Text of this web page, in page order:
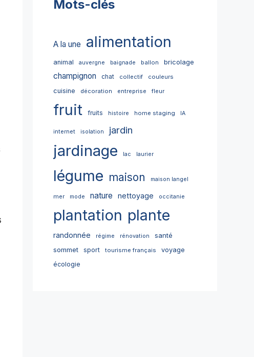
Mots-clés
A la une alimentation
animal auvergne baignade ballon bricolage
champignon chat collectif couleurs
cuisine décoration entreprise fleur
fruit fruits histoire home staging IA
internet isolation jardin
jardinage lac laurier
légume maison maison langel
mer mode nature nettoyage occitanie
plantation plante
randonnée régime rénovation
santé
sommet
sport tourisme français
voyage
écologie